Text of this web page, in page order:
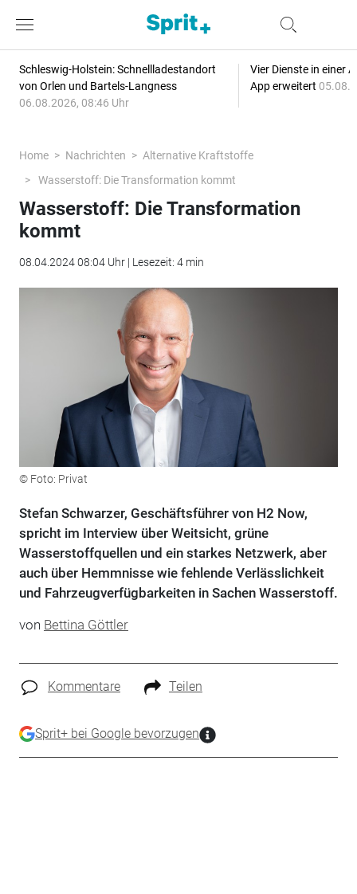
Schleswig-Holstein: Schnellladestandort
von Orlen und Bartels-Langness
06.08.2026, 08:46 Uhr
Vier Dienste in einer
App erweitert
Home Nachrichten
Alternative Kraftstoffe
Wasserstoff: Die Transformation kommt
Wasserstoff: Die Transformation
kommt
08.04.2024 08:04 Uhr | Lesezeit: 4 min
© Foto: Privat
Stefan Schwarzer, Geschäftsführer von H2 Now,
spricht im Interview über Weitsicht, grüne
Wasserstoffquellen und ein starkes Netzwerk, aber
auch über Hemmnisse wie fehlende Verlässlichkeit
und Fahrzeugverfügbarkeiten in Sachen Wasserstoff.
von Bettina Göttler
Kommentare Teilen
Sprit+ bei Google bevorzugen